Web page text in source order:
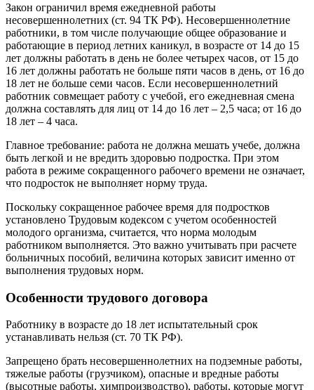
Закон ограничил время ежедневной работы
несовершеннолетних (ст. 94 ТК РФ). Несовершеннолетние
работники, в том числе получающие общее образование и
работающие в период летних каникул, в возрасте от 14 до 15
лет должны работать в день не более четырех часов, от 15 до
16 лет должны работать не больше пяти часов в день, от 16 до
18 лет не больше семи часов. Если несовершеннолетний
работник совмещает работу с учебой, его ежедневная смена
должна составлять для лиц от 14 до 16 лет – 2,5 часа; от 16 до
18 лет – 4 часа.
Главное требование: работа не должна мешать учебе, должна
быть легкой и не вредить здоровью подростка. При этом
работа в режиме сокращенного рабочего времени не означает,
что подросток не выполняет норму труда.
Поскольку сокращенное рабочее время для подростков
установлено Трудовым кодексом с учетом особенностей
молодого организма, считается, что норма молодым
работником выполняется. Это важно учитывать при расчете
больничных пособий, величина которых зависит именно от
выполнения трудовых норм.
Особенности трудового договора
Работнику в возрасте до 18 лет испытательный срок
устанавливать нельзя (ст. 70 ТК РФ).
Запрещено брать несовершеннолетних на подземные работы,
тяжелые работы (грузчиком), опасные и вредные работы
(высотные работы, химпроизводство), работы, которые могут